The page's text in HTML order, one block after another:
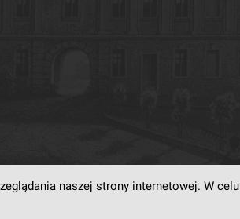
naszej strony internetowej. W